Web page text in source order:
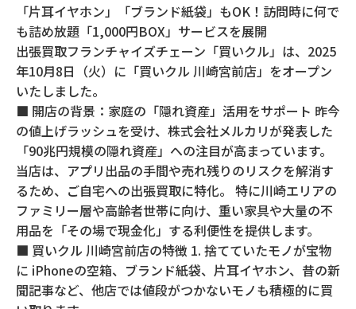
「片耳イヤホン」「ブランド紙袋」もOK！訪問時に何で
も詰め放題「1,000円BOX」サービスを展開
出張買取フランチャイズチェーン「買いクル」は、2025
年10月8日（火）に「買いクル 川崎宮前店」をオープン
いたしました。
■ 開店の背景：家庭の「隠れ資産」活用をサポート 昨今
の値上げラッシュを受け、株式会社メルカリが発表した
「90兆円規模の隠れ資産」への注目が高まっています。
当店は、アプリ出品の手間や売れ残りのリスクを解消す
るため、ご自宅への出張買取に特化。 特に川崎エリアの
ファミリー層や高齢者世帯に向け、重い家具や大量の不
用品を「その場で現金化」する利便性を提供します。
■ 買いクル 川崎宮前店の特徴 1. 捨てていたモノが宝物
に iPhoneの空箱、ブランド紙袋、片耳イヤホン、昔の新
聞記事など、他店では値段がつかないモノも積極的に買